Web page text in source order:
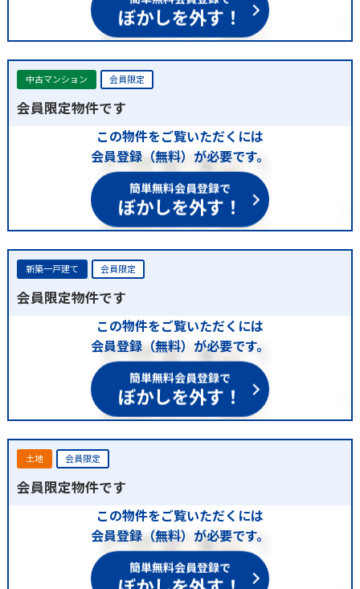
ぼかしを外す！
中古マンション 会員限定
会員限定物件です
この物件をご覧いただくには
会員登録（無料）が必要です。
簡単無料会員登録で
ぼかしを外す！
新築一戸建て 会員限定
会員限定物件です
この物件をご覧いただくには
会員登録（無料）が必要です。
簡単無料会員登録で
ぼかしを外す！
土地 会員限定
会員限定物件です
この物件をご覧いただくには
会員登録（無料）が必要です。
簡単無料会員登録で